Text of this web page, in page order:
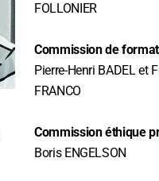
FOLLONIER
Commission de
Pierre-Henri BADEL et
FRANCO
Commission éthique
Boris ENGELSON